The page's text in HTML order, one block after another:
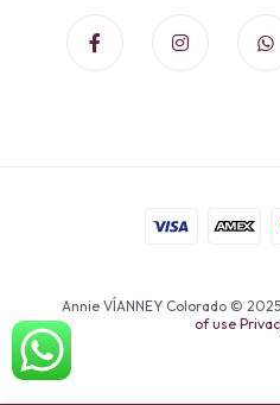
Annie VÍANNEY Colorado ©
of use